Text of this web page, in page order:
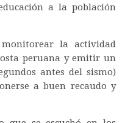
a la población
la actividad
peruana y emitir un
antes del sismo)
a buen recaudo y